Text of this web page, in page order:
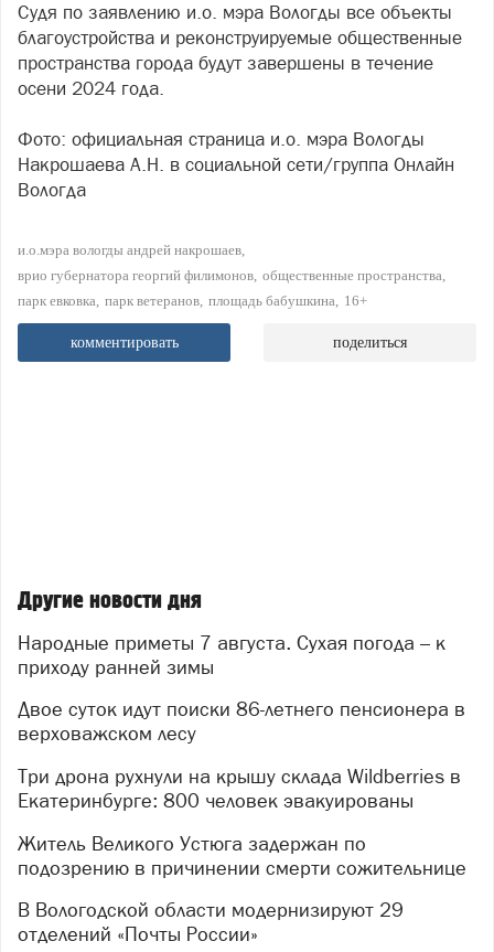
Судя по заявлению и.о. мэра Вологды все объекты
благоустройства и реконструируемые общественные
пространства города будут завершены в течение
осени 2024 года.
Фото: официальная страница и.о. мэра Вологды
Накрошаева А.Н. в социальной сети/группа Онлайн
Вологда
и.о.мэра вологды андрей накрошаев
врио губернатора георгий филимонов общественные пространства
парк евковка парк ветеранов площадь бабушкина 16+
комментировать поделиться
Другие новости дня
Народные приметы 7 августа. Сухая погода – к
приходу ранней зимы
Двое суток идут поиски 86-летнего пенсионера в
верховажском лесу
Три дрона рухнули на крышу склада Wildberries в
Екатеринбурге: 800 человек эвакуированы
Житель Великого Устюга задержан по
подозрению в причинении смерти сожительнице
В Вологодской области модернизируют 29
отделений «Почты России»